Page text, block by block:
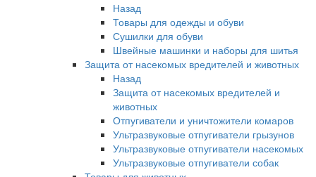
Назад
Товары для одежды и обуви
Сушилки для обуви
Швейные машинки и наборы для шитья
Защита от насекомых вредителей и животных
Назад
Защита от насекомых вредителей и
животных
Отпугиватели и уничтожители комаров
Ультразвуковые отпугиватели грызунов
Ультразвуковые отпугиватели насекомых
Ультразвуковые отпугиватели собак